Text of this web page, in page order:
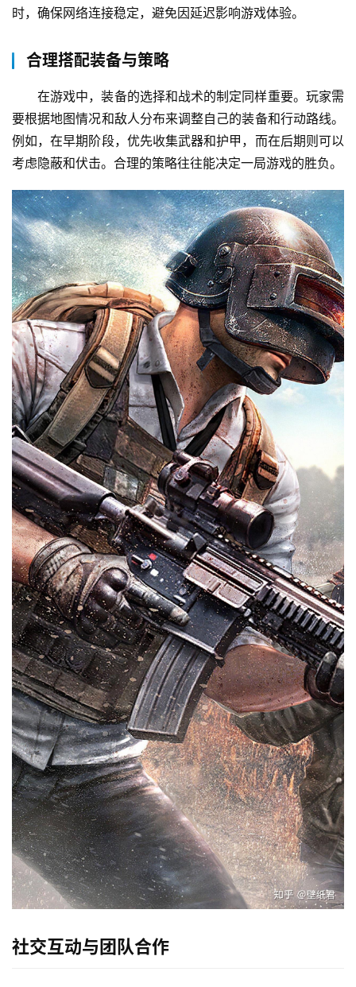
时，确保网络连接稳定，避免因延迟影响游戏体验。
合理搭配装备与策略
在游戏中，装备的选择和战术的制定同样重要。玩家需
要根据地图情况和敌人分布来调整自己的装备和行动路线。
例如，在早期阶段，优先收集武器和护甲，而在后期则可以
考虑隐蔽和伏击。合理的策略往往能决定一局游戏的胜负。
社交互动与团队合作